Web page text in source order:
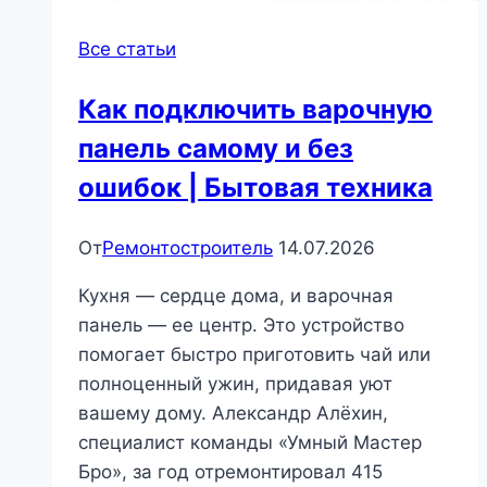
Все статьи
Как подключить варочную
панель самому и без
ошибок | Бытовая техника
ОтРемонтостроитель 14.07.2026
Кухня — сердце дома, и варочная
панель — ее центр. Это устройство
помогает быстро приготовить чай или
полноценный ужин, придавая уют
вашему дому. Александр Алёхин,
специалист команды «Умный Мастер
Бро», за год отремонтировал 415